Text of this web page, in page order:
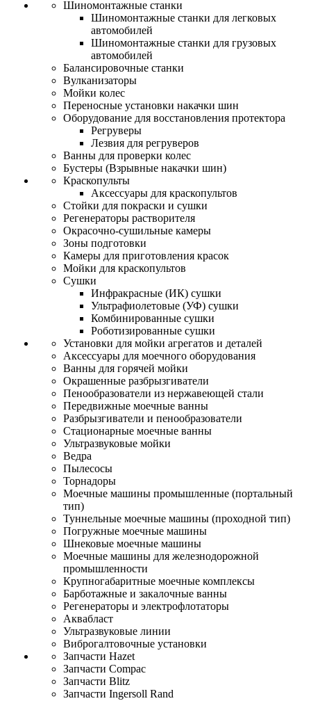
Шиномонтажные станки
Шиномонтажные станки для легковых
автомобилей
Шиномонтажные станки для грузовых
автомобилей
Балансировочные станки
Вулканизаторы
Мойки колес
Переносные установки накачки шин
Оборудование для восстановления протектора
Регруверы
Лезвия для регруверов
Ванны для проверки колес
Бустеры (Взрывные накачки шин)
Краскопульты
Аксессуары для краскопультов
Стойки для покраски и сушки
Регенераторы растворителя
Окрасочно-сушильные камеры
Зоны подготовки
Камеры для приготовления красок
Мойки для краскопультов
Сушки
Инфракрасные (ИК) сушки
Ультрафиолетовые (УФ) сушки
Комбинированные сушки
Роботизированные сушки
Установки для мойки агрегатов и деталей
Аксессуары для моечного оборудования
Ванны для горячей мойки
Окрашенные разбрызгиватели
Пенообразователи из нержавеющей стали
Передвижные моечные ванны
Разбрызгиватели и пенообразователи
Стационарные моечные ванны
Ультразвуковые мойки
Ведра
Пылесосы
Торнадоры
Моечные машины промышленные (портальный
тип)
Туннельные моечные машины (проходной тип)
Погружные моечные машины
Шнековые моечные машины
Моечные машины для железнодорожной
промышленности
Крупногабаритные моечные комплексы
Барботажные и закалочные ванны
Регенераторы и электрофлотаторы
Аквабласт
Ультразвуковые линии
Виброгалтовочные установки
Запчасти Hazet
Запчасти Compac
Запчасти Blitz
Запчасти Ingersoll Rand